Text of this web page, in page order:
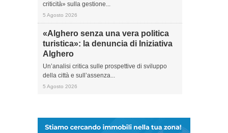
criticità» sulla gestione...
5 Agosto 2026
«Alghero senza una vera politica
turistica»: la denuncia di Iniziativa
Alghero
Un’analisi critica sulle prospettive di sviluppo
della città e sull’assenza...
5 Agosto 2026